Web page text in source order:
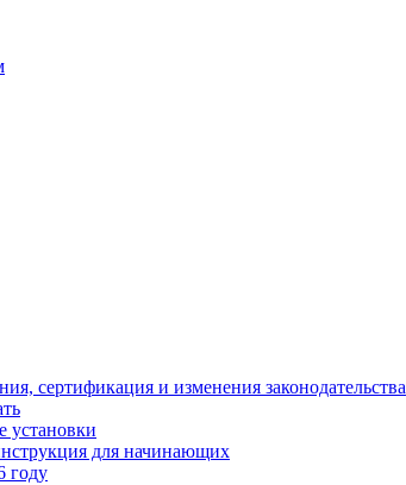
сертификация и изменения законодательства
установки
для начинающих
году